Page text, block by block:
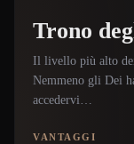
Trono
Il livello più alto
Nemmeno gli Dei
accedervi…
VANTAGGI